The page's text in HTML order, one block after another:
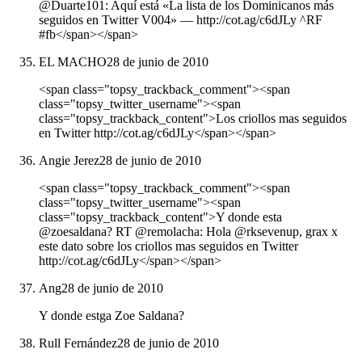
@Duarte101: Aquí está «La lista de los Dominicanos más
seguidos en Twitter V004» ― http://cot.ag/c6dJLy ^RF
#fb</span></span>
EL MACHO28 de junio de 2010
<span class="topsy_trackback_comment"><span
class="topsy_twitter_username"><span
class="topsy_trackback_content">Los criollos mas seguidos
en Twitter http://cot.ag/c6dJLy</span></span>
Angie Jerez28 de junio de 2010
<span class="topsy_trackback_comment"><span
class="topsy_twitter_username"><span
class="topsy_trackback_content">Y donde esta
@zoesaldana? RT @remolacha: Hola @rksevenup, grax x
este dato sobre los criollos mas seguidos en Twitter
http://cot.ag/c6dJLy</span></span>
Ang28 de junio de 2010
Y donde estga Zoe Saldana?
Rull Fernández28 de junio de 2010